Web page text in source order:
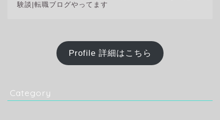
験談|転職ブログやってます
Profile 詳細はこちら
Category